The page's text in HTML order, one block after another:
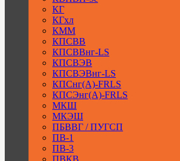
КГ
КГхл
КММ
КПСВВ
КПСВВнг-LS
КПСВЭВ
КПСВЭВнг-LS
КПСнг(А)-FRLS
КПСЭнг(А)-FRLS
МКШ
МКЭШ
ПБВВГ / ПУГСП
ПВ-1
ПВ-3
ПВКВ